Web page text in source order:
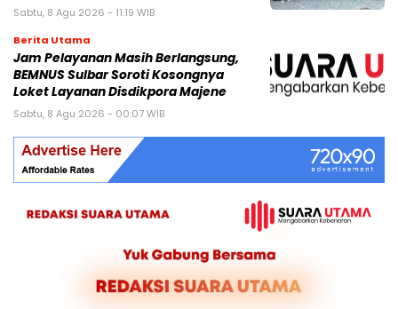
Sabtu, 8 Agu 2026 - 11:19 WIB
Berita Utama
Jam Pelayanan Masih Berlangsung,
BEMNUS Sulbar Soroti Kosongnya
Loket Layanan Disdikpora Majene
Sabtu, 8 Agu 2026 - 00:07 WIB